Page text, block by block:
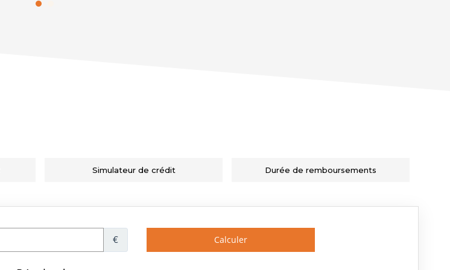
Simulateur de crédit Durée de remboursements